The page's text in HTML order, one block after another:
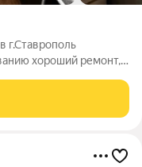
г.Ставрополь
Расположение: